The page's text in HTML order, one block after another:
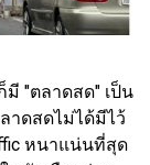
"ตลาดสด" เป็น
ดสดไม่ได้มีไว้
หนาแน่นที่สุด